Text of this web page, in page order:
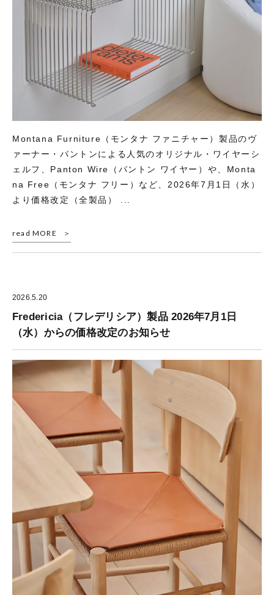
Montana Furniture（モンタナ ファニチャー）製品のヴ
ァーナー・パントンによる人気のオリジナル・ワイヤーシ
ェルフ、Panton Wire（パントン ワイヤー）や、Monta
na Free（モンタナ フリー）など、2026年7月1日（水）
より価格改定（全製品） ...
read MORE
2026.5.20
Fredericia（フレデリシア）製品 2026年7月1日
（水）からの価格改定のお知らせ